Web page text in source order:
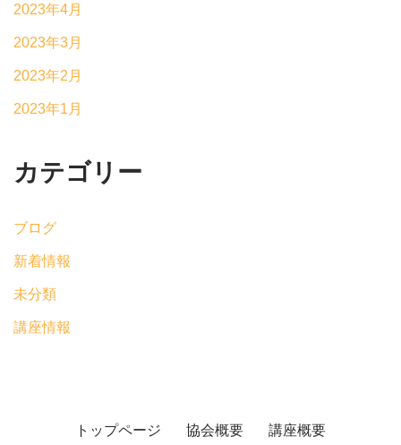
2023年4月
2023年3月
2023年2月
2023年1月
カテゴリー
ブログ
新着情報
未分類
講座情報
トップページ 協会概要 講座概要